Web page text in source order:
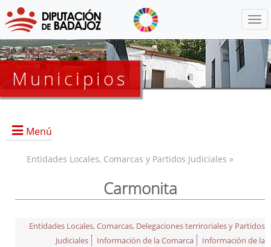
Municipios
Menú
Entidades Locales, Comarcas y Partidos Judiciales »
Carmonita
Entidades Locales, Comarcas, Delegaciones terriroriales y Partidos
Judiciales
Información de la Comarca
Información de la